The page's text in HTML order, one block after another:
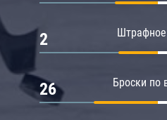
2
Броски по
26